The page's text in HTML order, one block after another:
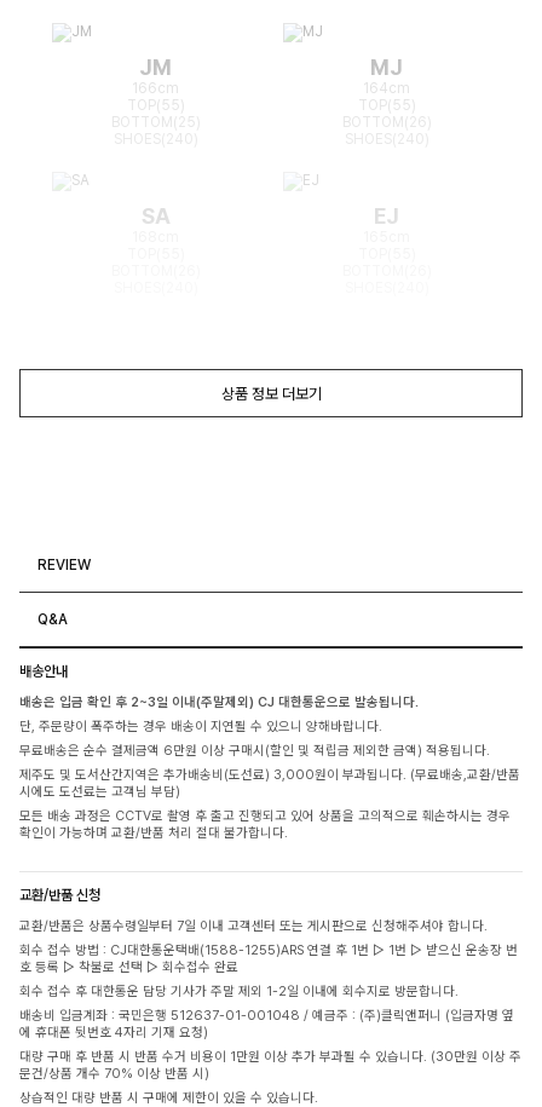
JM
166cm
TOP(55)
BOTTOM(25)
MJ
164cm
TOP(55)
BOTTOM(26)
SA EJ
상품 정보 더보기
REVIEW
Q&A
배송안내
배송은 입금 확인 후 2~3일 이내(주말제외) CJ 대한통운으로 발송됩니다.
단, 주문량이 폭주하는 경우 배송이 지연될 수 있으니 양해바랍니다.
무료배송은 순수 결제금액 6만원 이상 구매시(할인 및 적립금 제외한 금액) 적용됩니다.
제주도 및 도서산간지역은 추가배송비(도선료) 3,000원이 부과됩니다. (무료배송,교환/반품
시에도 도선료는 고객님 부담)
모든 배송 과정은 CCTV로 촬영 후 출고 진행되고 있어 상품을 고의적으로 훼손하시는 경우
확인이 가능하며 교환/반품 처리 절대 불가합니다.
교환/반품 신청
교환/반품은 상품수령일부터 7일 이내 고객센터 또는 게시판으로 신청해주셔야 합니다.
회수 접수 방법 : CJ대한통운택배(1588-1255)ARS 연결 후 1번 ▷ 1번 ▷ 받으신 운송장 번
호 등록 ▷ 착불로 선택 ▷ 회수접수 완료
회수 접수 후 대한통운 담당 기사가 주말 제외 1-2일 이내에 회수지로 방문합니다.
배송비 입금계좌 : 국민은행 512637-01-001048 / 예금주 : (주)클릭앤퍼니 (입금자명 옆
에 휴대폰 뒷번호 4자리 기재 요청)
대량 구매 후 반품 시 반품 수거 비용이 1만원 이상 추가 부과될 수 있습니다. (30만원 이상 주
문건/상품 개수 70% 이상 반품 시)
상습적인 대량 반품 시 구매에 제한이 있을 수 있습니다.